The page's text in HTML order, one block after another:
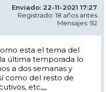
Enviado: 22-11-2021 17:27
Registrado: 18 años antes
Mensajes: 92
esta el tema del
última temporada lo
a dos semanas y
como del resto de
etc,,,,